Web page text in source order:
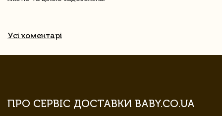
Усі коментарі
ПРО СЕРВІС ДОСТАВКИ BABY.CO.UA